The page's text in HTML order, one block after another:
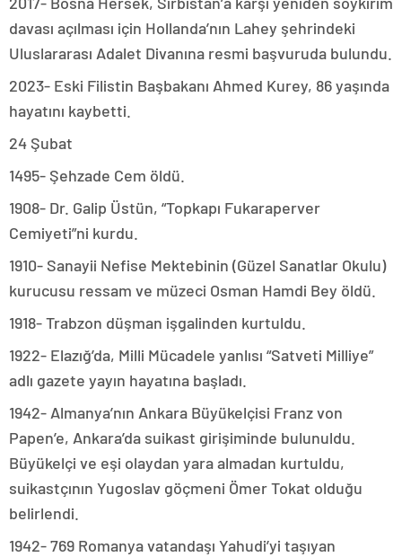
davası açılması için Hollanda’nın Lahey şehrindeki
Uluslararası Adalet Divanına resmi başvuruda bulundu.
2023- Eski Filistin Başbakanı Ahmed Kurey, 86 yaşında
hayatını kaybetti.
24 Şubat
1495- Şehzade Cem öldü.
1908- Dr. Galip Üstün, “Topkapı Fukaraperver
Cemiyeti”ni kurdu.
1910- Sanayii Nefise Mektebinin (Güzel Sanatlar Okulu)
kurucusu ressam ve müzeci Osman Hamdi Bey öldü.
1918- Trabzon düşman işgalinden kurtuldu.
1922- Elazığ’da, Milli Mücadele yanlısı “Satveti Milliye”
adlı gazete yayın hayatına başladı.
1942- Almanya’nın Ankara Büyükelçisi Franz von
Papen’e, Ankara’da suikast girişiminde bulunuldu.
Büyükelçi ve eşi olaydan yara almadan kurtuldu,
suikastçının Yugoslav göçmeni Ömer Tokat olduğu
belirlendi.
1942- 769 Romanya vatandaşı Yahudi’yi taşıyan